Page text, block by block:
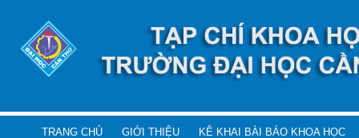
TRANG CHỦ GIỚI THIỆU KÊ KHAI BÀI BÁO KHOA HỌC